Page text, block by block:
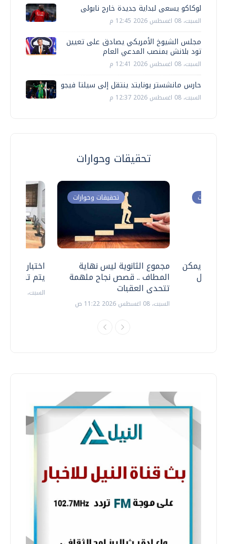
لوكاكو يسعى لبداية جديدة خارج نابولى
السبت، 08 اغسطس 2026 12:45 م
مجلس الشيوخ الأمريكي يصادق على تعيين
تود بلانش بمنصب المدعي العام
السبت، 08 اغسطس 2026 12:41 م
حارس مانشستر يونايتد ينتقل إلى سيلتا فيجو
السبت، 08 اغسطس 2026 12:37 م
تحقيقات وحوارات
اختبارات
يتم
السبت، 18 يوليو 2026 09:22 ص
تحقيقات وحوارات
مجموع الثانوية ليس نهاية
المطاف .. قصص نجاح ملهمة
تتحدى العقبات
السبت، 08 اغسطس 2026 11:22 ص
وحوارات
.. هل يمكن
نتعامل